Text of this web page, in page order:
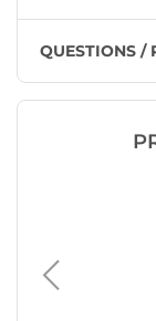
QUESTIONS /